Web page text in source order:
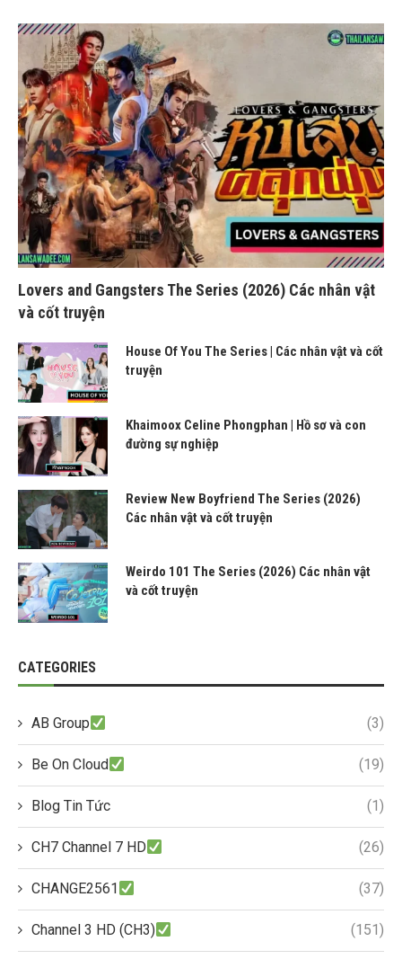
Lovers and Gangsters The Series (2026) Các nhân vật
và cốt truyện
House Of You The Series | Các nhân vật và cốt
truyện
Khaimoox Celine Phongphan | Hồ sơ và con
đường sự nghiệp
Review New Boyfriend The Series (2026)
Các nhân vật và cốt truyện
Weirdo 101 The Series (2026) Các nhân vật
và cốt truyện
CATEGORIES
AB Group (3)
Be On Cloud (19)
Blog Tin Tức (1)
CH7 Channel 7 HD (26)
CHANGE2561 (37)
Channel 3 HD (CH3) (151)